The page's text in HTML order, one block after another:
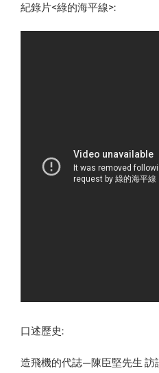
紀錄片<綠的海平線>:
口述歷史:
造飛機的代誌—陳臣堅先生 訪